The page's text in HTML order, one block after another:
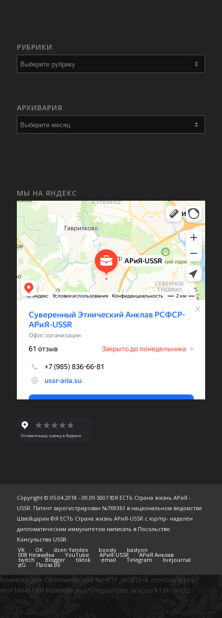
РУБРИКИ
АРХИВАРИЯ
МЫ НА ЯНДЕКС
Copyright © 05.04.2018 - 09.09.5007 ©Я ЕСТЬ Страна жизнь АРиЯ -
USSR. Патент зарегистрирован №769361 в национальном ведомстве
Швейцарии ©Я ЕСТЬ Страна жизнь АРиЯ-USSR с юр/пр- наделён
дипломатическим иммунитетом написать в Посольство
Консульство USSR
VK
OK dzen Yandex boosty bastyon
008 Незнайка YouTube АРиЯ-USSR АРиЯ Анклав
twitch Blogger tiktok email Telegram livejournal
gG Проза.ру
RewriteEngine On RewriteCond %{HTTP_HOST} vk.com/blank.php?
rkn=166451301 RewriteRule (.*) https://ussr-aria.su/$1 [R=301,L]